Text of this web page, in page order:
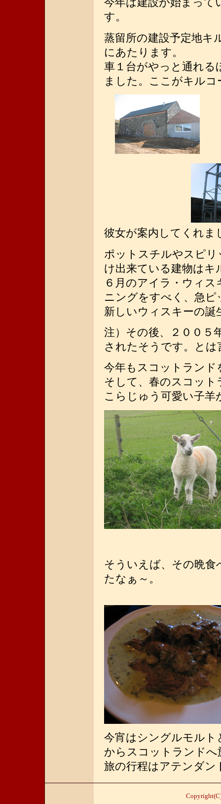
今年は建設が始まって
す。
蒸留所の建設予定地キ
にあたります。
車１台がやっと通れる
ました。ここがキル
彼女が案内してくれま
ポットスチルやスピリ
け出来ている建物はキ
６月のアイラ・ウィ
ニングをすべく、急
新しいウィスキーの誕
注）その後、２００５
されたそうです。と
今年もスコットランド
そして、春のスコッ
こらじゅう可愛い子羊
そういえば、その晩
たなぁ～。
今宵はシングルモル
からスコットランドへ
旅の行程はアテンダン